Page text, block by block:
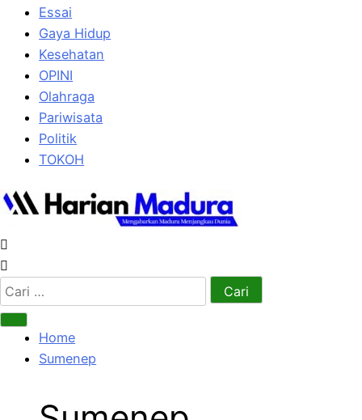
Essai
Gaya Hidup
Kesehatan
OPINI
Olahraga
Pariwisata
Politik
TOKOH
Cari
untuk:
Home
Sumenep